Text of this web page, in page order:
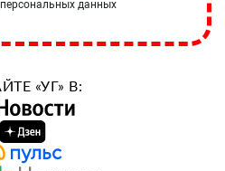
данных
«УГ» В: